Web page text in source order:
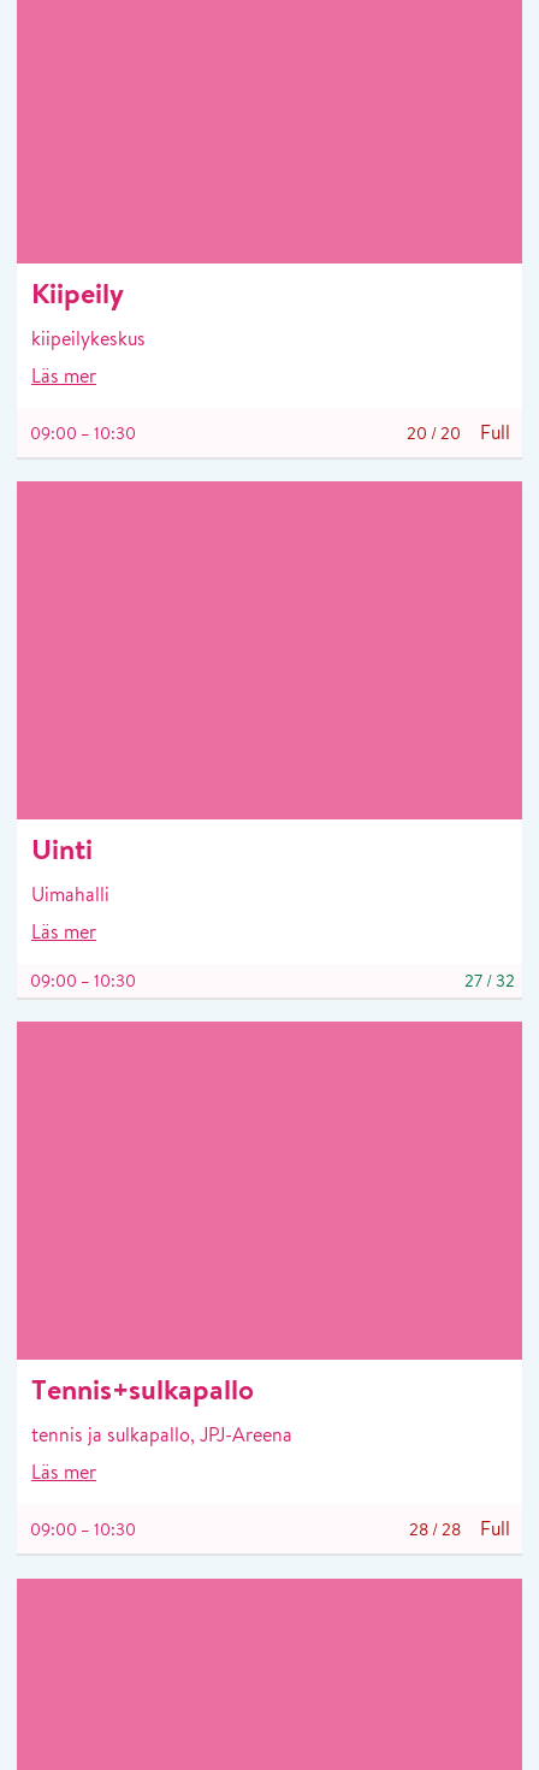
Kiipeily
kiipeilykeskus
Läs mer
09:00 – 10:30 20 /20 Full
Uinti
Uimahalli
Läs mer
09:00 – 10:30 27 /32
Tennis+sulkapallo
tennis ja sulkapallo, JPJ-Areena
Läs mer
09:00 – 10:30 28 /28 Full